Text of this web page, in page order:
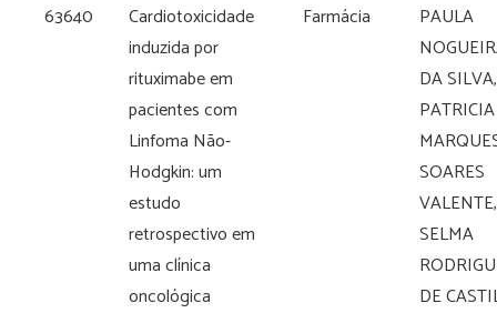
63640
Cardiotoxicidade
induzida por
rituximabe em
pacientes com
Linfoma Não-
Hodgkin: um
estudo
retrospectivo em
uma clínica
oncológica
Farmácia
PAULA
DA SILVA,
PATRICIA
SOARES
VALENTE,
SELMA
DE